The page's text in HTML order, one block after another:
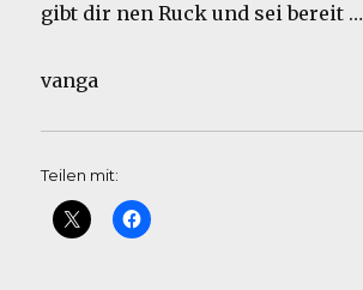
gibt dir nen Ruck und sei bereit …
vanga
Teilen mit: